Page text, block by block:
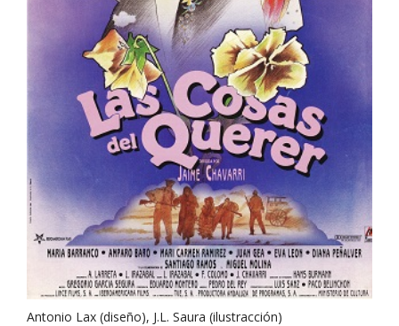
Antonio Lax (diseño), J.L. Saura (ilustracción)